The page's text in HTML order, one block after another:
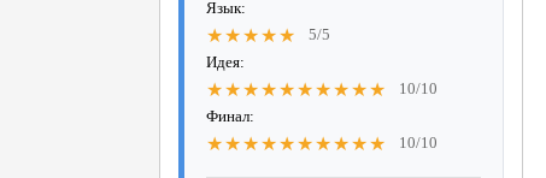
Язык:
★★★★★
5/5
Идея:
★★★★★★★★★★
10/10
Финал:
★★★★★★★★★★ 10/10